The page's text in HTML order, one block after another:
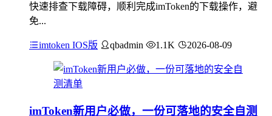
快速排查下载障碍，顺利完成imToken的下载操作，避
免...
imtoken IOS版 qbadmin 1.1K 2026-08-09
imToken新用户必做，一份可落地的安全自测